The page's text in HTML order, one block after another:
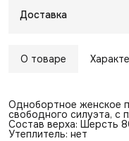
Доставка
О товаре
Однобортное женское
свободного силуэта, с
Состав верха: Шерсть
Утеплитель: нет